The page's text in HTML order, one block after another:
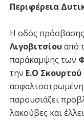
Περιφέρεια
Η οδός
Λιγοβιτσίουαπό
παράκαμψης των
την Ε.Ο
παρουσιάζει
λακούβες και